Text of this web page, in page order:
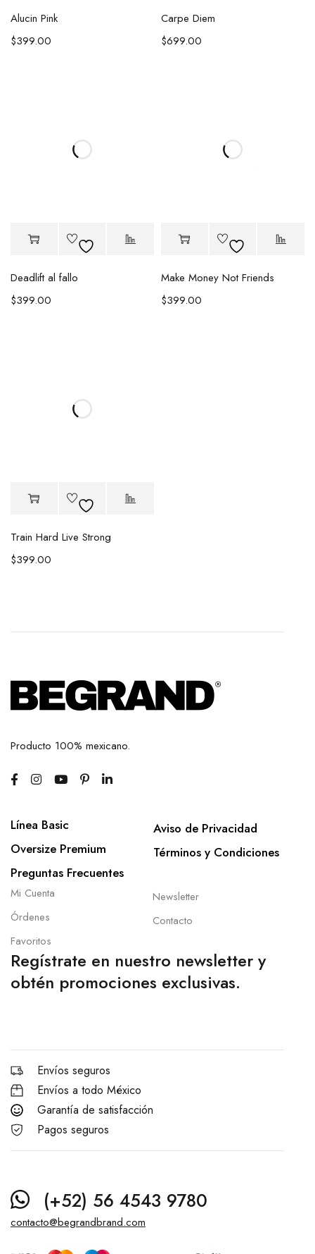
Alucin Pink
$399.00
Carpe Diem
$699.00
Deadlift al fallo
$399.00
Make Money Not Friends
$399.00
Train Hard Live Strong
$399.00
Producto 100% mexicano.
Línea Basic
Oversize Premium
Preguntas Frecuentes
Aviso de Privacidad
Términos y Condiciones
Mi Cuenta
Órdenes
Favoritos
Newsletter
Contacto
Regístrate en nuestro newsletter y
obtén promociones exclusivas.
Envíos seguros
Envíos a todo México
Garantía de satisfacción
Pagos seguros
(+52) 56 4543 9780
contacto@begrandbrand.com